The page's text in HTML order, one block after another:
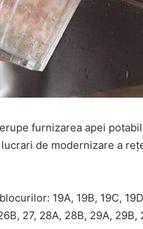
furnizarea apei
de modernizare a
19A, 19B, 19C,
27, 28A, 28B, 29A, 29B,